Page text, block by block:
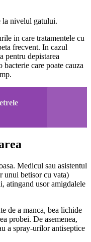
nivelul gatului.
in care tratamentele cu
frecvent. In cazul
pentru depistarea
care poate cauza
Medicul sau asistentul
unui betisor cu vata)
atingand usor amigdalele
de a manca, bea lichide
probei. De asemenea,
a spray-urilor antiseptice